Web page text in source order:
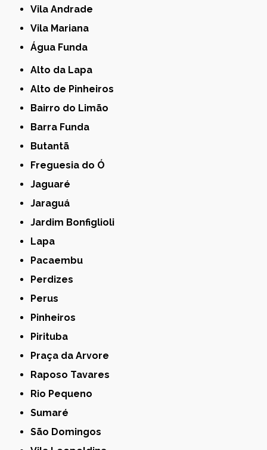
Vila Andrade
Vila Mariana
Água Funda
Alto da Lapa
Alto de Pinheiros
Bairro do Limão
Barra Funda
Butantã
Freguesia do Ó
Jaguaré
Jaraguá
Jardim Bonfiglioli
Lapa
Pacaembu
Perdizes
Perus
Pinheiros
Pirituba
Praça da Arvore
Raposo Tavares
Rio Pequeno
Sumaré
São Domingos